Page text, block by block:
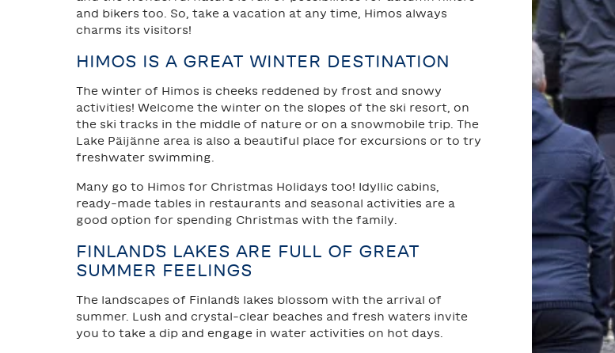
and bikers too. So, take a vacation at any time, Himos always
charms its visitors!
HIMOS IS A GREAT WINTER DESTINATION
The winter of Himos is cheeks reddened by frost and snowy
activities! Welcome the winter on the slopes of the ski resort, on
the ski tracks in the middle of nature or on a snowmobile trip. The
Lake Päijänne area is also a beautiful place for excursions or to try
freshwater swimming.
Many go to Himos for Christmas Holidays too! Idyllic cabins,
ready-made tables in restaurants and seasonal activities are a
good option for spending Christmas with the family.
FINLAND´S LAKES ARE FULL OF GREAT
SUMMER FEELINGS
The landscapes of Finland´s lakes blossom with the arrival of
summer. Lush and crystal-clear beaches and fresh waters invite
you to take a dip and engage in water activities on hot days.